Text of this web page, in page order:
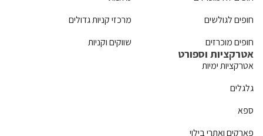
חופים לגולשים
חופים מוכרזים
מרכזי קניות גדולים
שווקים וקניות
אטרקציות וספורט
אטרקציות ימיות
גלגלים
ספא
פארקים ואתרי בילוי